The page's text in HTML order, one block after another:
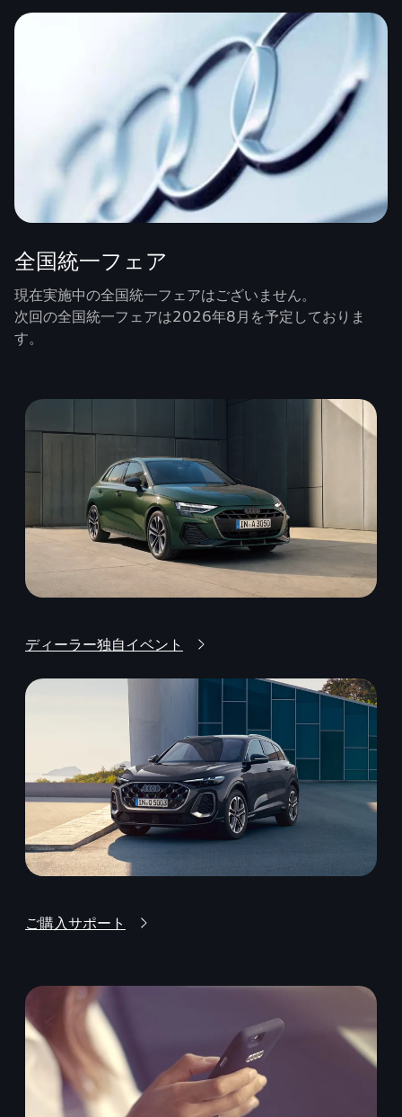
全国統一フェア
現在実施中の全国統一フェアはございません。
次回の全国統一フェアは2026年8月を予定しておりま
す。
ディーラー独自イベント
ご購入サポート